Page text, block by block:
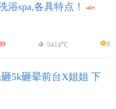
浴spa,各具特点！
9414℃ 8
5k砸晕前台X姐姐 下